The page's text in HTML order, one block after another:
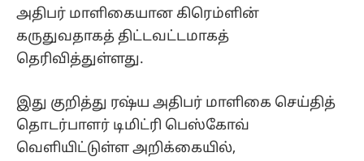
அதிபர் மாளிகையான கிரெம்ளின்
கருதுவதாகத் திட்டவட்டமாகத்
தெரிவித்துள்ளது.
இது குறித்து ரஷ்ய அதிபர் மாளிகை செய்தித்
தொடர்பாளர் டிமிட்ரி பெஸ்கோவ்
வெளியிட்டுள்ள அறிக்கையில்,